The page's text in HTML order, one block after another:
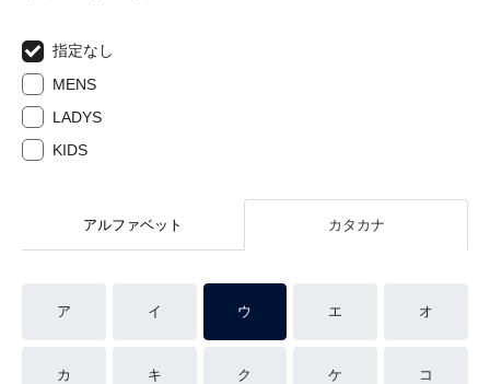
指定なし
MENS
LADYS
KIDS
アルファベット カタカナ
ア イ ウ エ オ
カ キ ク ケ コ